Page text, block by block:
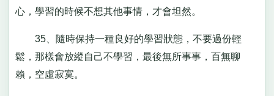
心，學習的時候不想其他事情，才會坦然。
35、隨時保持一種良好的學習狀態，不要過份輕
鬆，那樣會放縱自己不學習，最後無所事事，百無聊
賴，空虛寂寞。